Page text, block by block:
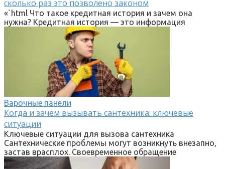
сколько раз это позволено законом
«`html Что такое кредитная история и зачем она
нужна? Кредитная история — это информация
Варочные панели
Когда и зачем вызывать сантехника: ключевые
ситуации
Ключевые ситуации для вызова сантехника
Сантехнические проблемы могут возникнуть внезапно,
застав врасплох. Своевременное обращение